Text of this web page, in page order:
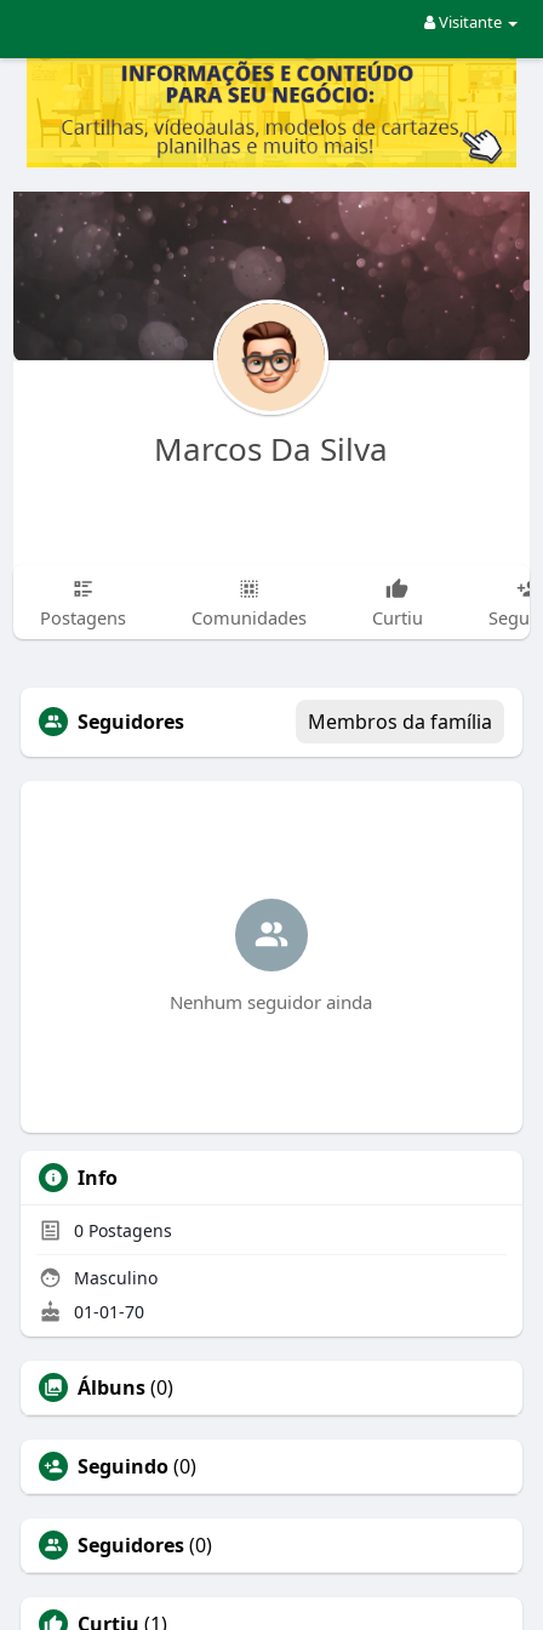
Visitante
Marcos Da Silva
Postagens Comunidades Curtiu
Seguidores Membros da família
Nenhum seguidor ainda
Info
0Postagens
Masculino
01-01-70
Álbuns(0)
Seguindo(0)
Seguidores(0)
Curtiu (1)